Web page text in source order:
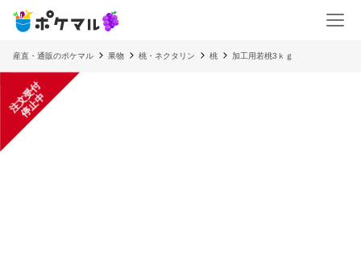
産直・通販のポケマル 果物 桃・ネクタリン 桃 加工用若桃3ｋｇ
注
文
受
付
停
止
中